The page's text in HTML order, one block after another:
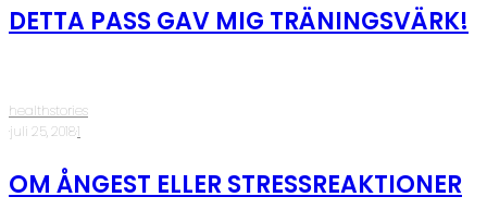
DETTA PASS GAV MIG TRÄNINGSVÄRK!
healthstories
·juli 25, 2018·1
OM ÅNGEST ELLER STRESSREAKTIONER